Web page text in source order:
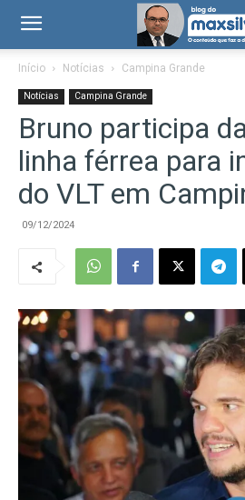
Início Notícias Campina Grande
Notícias Campina Grande
Bruno participa
linha férrea para
do VLT em
09/12/2024